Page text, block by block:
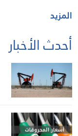
المزيد
أحدث الأخبار